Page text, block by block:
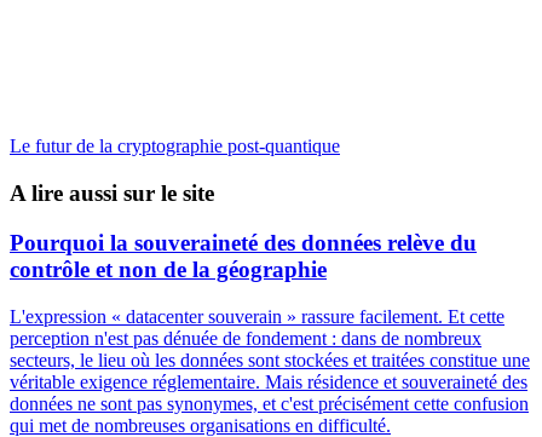
Le futur de la cryptographie post-quantique
A lire aussi sur le site
Pourquoi la souveraineté des données relève du
contrôle et non de la géographie
L'expression « datacenter souverain » rassure facilement. Et cette
perception n'est pas dénuée de fondement : dans de nombreux
secteurs, le lieu où les données sont stockées et traitées constitue une
véritable exigence réglementaire. Mais résidence et souveraineté des
données ne sont pas synonymes, et c'est précisément cette confusion
qui met de nombreuses organisations en difficulté.